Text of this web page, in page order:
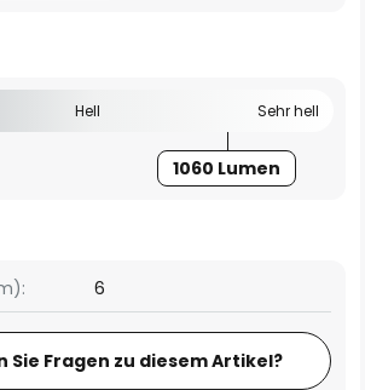
Hell Sehr hell
1060 Lumen
6
Sie Fragen zu diesem Artikel?